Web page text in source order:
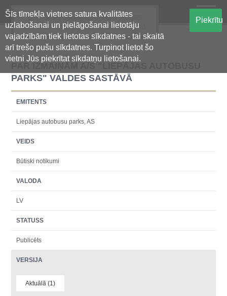
Šīs tīmekļa vietnes satura kvalitātes
uzlabošanai un pielāgošanai lietotāju
vajadzībām tiek lietotas sīkdatnes - tai skaitā
arī trešo pušu sīkdatnes. Turpinot lietot šo
vietni Jūs piekrītat sīkdatņu lietošanai.
Piekrītu
Oficiālā regulētās informācijas
centralizētā glabāšanas sistēma
PAR IZMAIŅĀM A/S "LIEPĀJAS AUTOBUSU
PARKS" VALDES SASTĀVĀ
EMITENTS
Liepājas autobusu parks, AS
VEIDS
Būtiski notikumi
VALODA
LV
STATUSS
Publicēts
VERSIJA
Aktuālā (1)